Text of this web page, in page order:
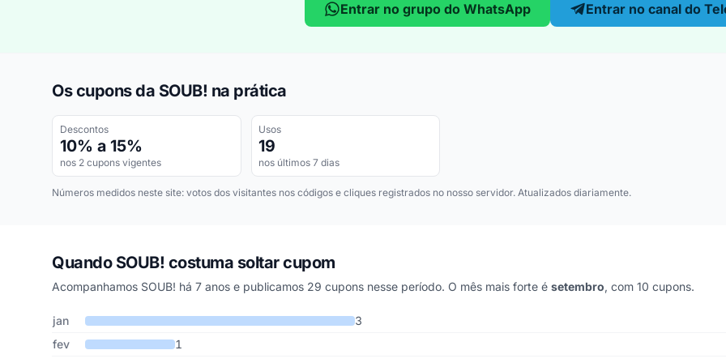
Entrar no grupo do WhatsApp Entrar no canal do
Os cupons da SOUB! na prática
Descontos
10% a 15%
nos 2 cupons vigentes
Usos
19
nos últimos 7 dias
Números medidos neste site: votos dos visitantes nos códigos e cliques registrados no nosso servidor. Atualizados diariamente.
Quando SOUB! costuma soltar cupom
Acompanhamos SOUB! há 7 anos e publicamos 29 cupons nesse período. O mês mais forte é setembro, com 10 cupons.
Cupons de SOUB! publicados por mês, somando os últimos 7 anos
Mês Cupons publicadosDesconto médio
jan
3
fev
1